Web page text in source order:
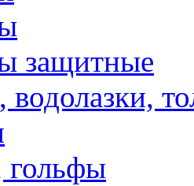
защитные
гольфы